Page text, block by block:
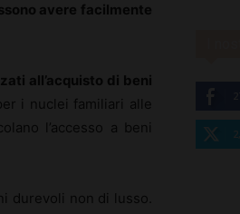
avere facilmente
all’acquisto di beni
i nuclei familiari alle
l’accesso a beni
durevoli non di lusso.